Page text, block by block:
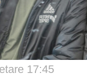
17:45